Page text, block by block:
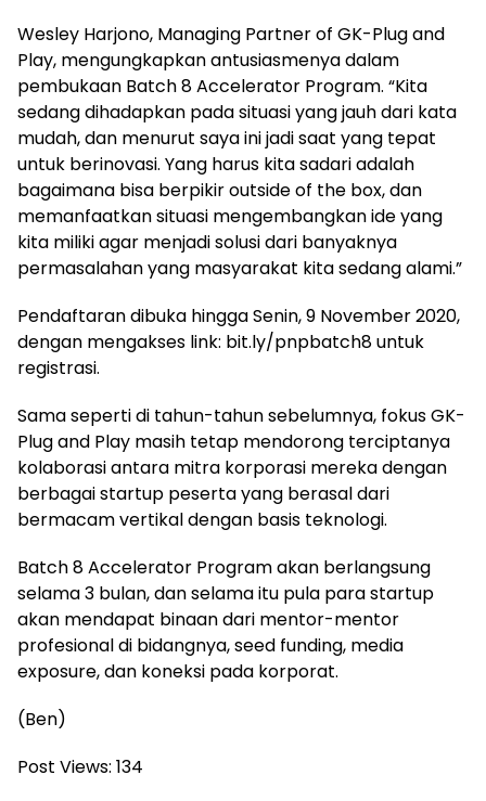
Wesley Harjono, Managing Partner of GK-Plug and
Play, mengungkapkan antusiasmenya dalam
pembukaan Batch 8 Accelerator Program. “Kita
sedang dihadapkan pada situasi yang jauh dari kata
mudah, dan menurut saya ini jadi saat yang tepat
untuk berinovasi. Yang harus kita sadari adalah
bagaimana bisa berpikir outside of the box, dan
memanfaatkan situasi mengembangkan ide yang
kita miliki agar menjadi solusi dari banyaknya
permasalahan yang masyarakat kita sedang alami.”
Pendaftaran dibuka hingga Senin, 9 November 2020,
dengan mengakses link: bit.ly/pnpbatch8 untuk
registrasi.
Sama seperti di tahun-tahun sebelumnya, fokus GK-
Plug and Play masih tetap mendorong terciptanya
kolaborasi antara mitra korporasi mereka dengan
berbagai startup peserta yang berasal dari
bermacam vertikal dengan basis teknologi.
Batch 8 Accelerator Program akan berlangsung
selama 3 bulan, dan selama itu pula para startup
akan mendapat binaan dari mentor-mentor
profesional di bidangnya, seed funding, media
exposure, dan koneksi pada korporat.
(Ben)
Post Views: 134